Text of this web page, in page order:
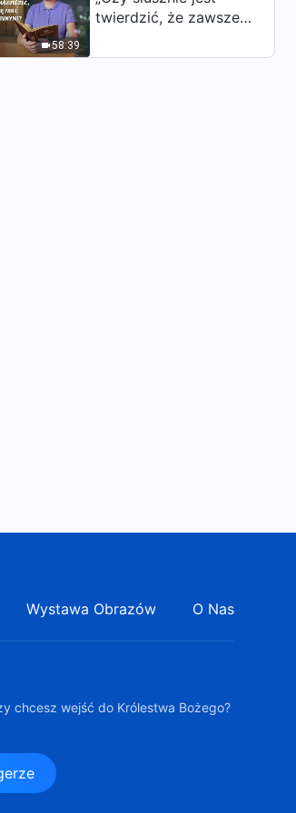
58:39
twierdzić, że zawsze
baczności przed
Wystawa Obrazów O Nas
chcesz wejść do Królestwa Bożego?